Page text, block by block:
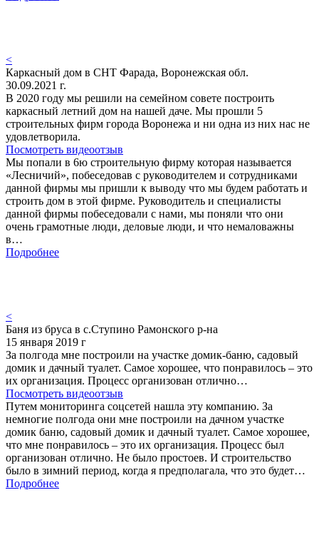
<
Каркасный дом в СНТ Фарада, Воронежская обл.
30.09.2021 г.
В 2020 году мы решили на семейном совете построить
каркасный летний дом на нашей даче. Мы прошли 5
строительных фирм города Воронежа и ни одна из них нас не
удовлетворила.
Посмотреть видеоотзыв
Мы попали в 6ю строительную фирму которая называется
«Лесничий», побеседовав с руководителем и сотрудниками
данной фирмы мы пришли к выводу что мы будем работать и
строить дом в этой фирме. Руководитель и специалисты
данной фирмы побеседовали с нами, мы поняли что они
очень грамотные люди, деловые люди, и что немаловажны
в…
Подробнее
<
Баня из бруса в с.Ступино Рамонского р-на
15 января 2019 г
За полгода мне построили на участке домик-баню, садовый
домик и дачный туалет. Самое хорошее, что понравилось – это
их организация. Процесс организован отлично…
Посмотреть видеоотзыв
Путем мониторинга соцсетей нашла эту компанию. За
немногие полгода они мне построили на дачном участке
домик баню, садовый домик и дачный туалет. Самое хорошее,
что мне понравилось – это их организация. Процесс был
организован отлично. Не было простоев. И строительство
было в зимний период, когда я предполагала, что это будет…
Подробнее